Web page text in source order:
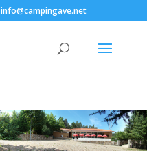
info@campingave.net